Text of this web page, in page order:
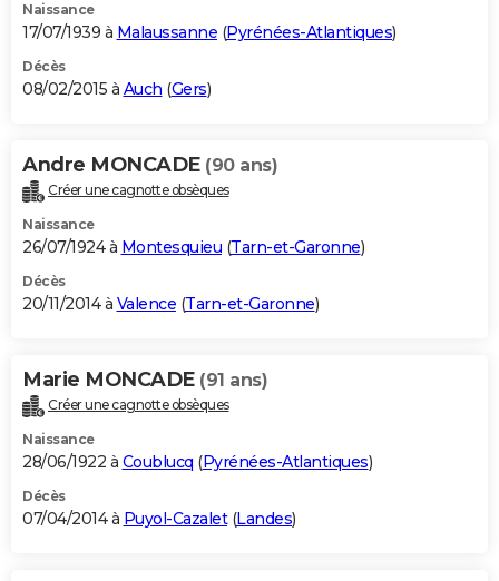
Naissance
17/07/1939 à Malaussanne (Pyrénées-Atlantiques)
Décès
08/02/2015 à Auch (Gers)
Andre MONCADE (90 ans)
Créer une cagnotte obsèques
Naissance
26/07/1924 à Montesquieu (Tarn-et-Garonne)
Décès
20/11/2014 à Valence (Tarn-et-Garonne)
Marie MONCADE (91 ans)
Créer une cagnotte obsèques
Naissance
28/06/1922 à Coublucq (Pyrénées-Atlantiques)
Décès
07/04/2014 à Puyol-Cazalet(Landes)